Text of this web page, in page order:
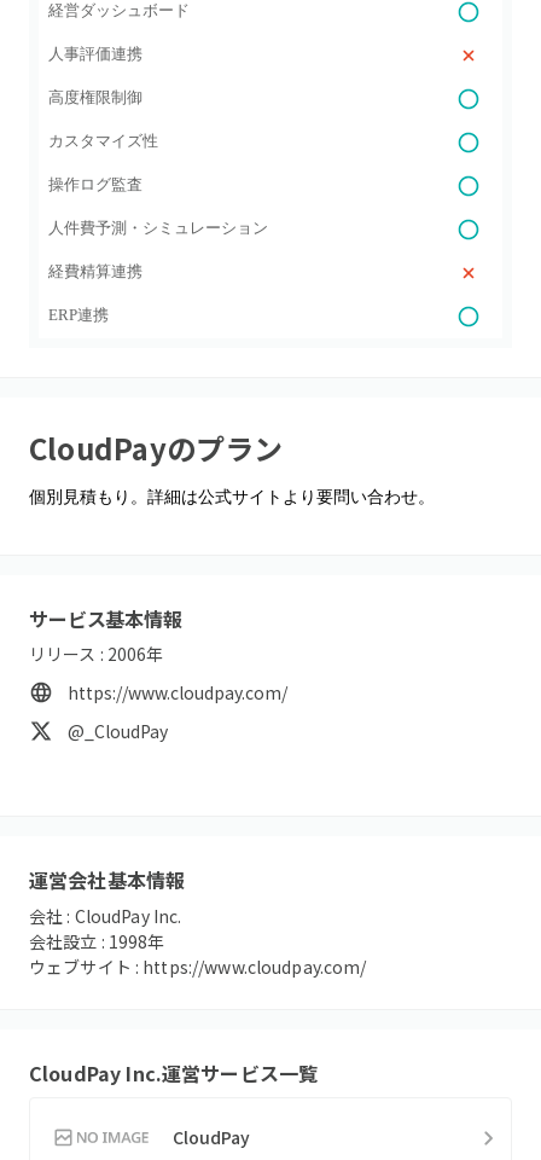
経営ダッシュボード
人事評価連携
高度権限制御
カスタマイズ性
操作ログ監査
人件費予測・シミュレーション
経費精算連携
ERP連携
CloudPayのプラン
個別見積もり。詳細は公式サイトより要問い合わせ。
サービス基本情報
リリース : 2006年
https://www.cloudpay.com/
@_CloudPay
運営会社基本情報
会社 : CloudPay Inc.
会社設立 : 1998年
ウェブサイト : https://www.cloudpay.com/
CloudPay Inc.運営サービス一覧
CloudPay